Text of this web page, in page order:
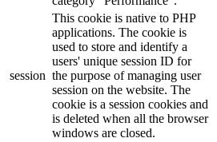
session
This cookie is native to PHP
applications. The cookie is
used to store and identify a
users' unique session ID for
the purpose of managing user
session on the website. The
cookie is a session cookies and
is deleted when all the browser
windows are closed.